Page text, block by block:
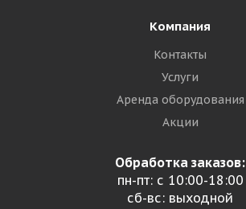
Компания
Контакты
Услуги
Аренда оборудования
Акции
Обработка заказов:
пн-пт: с 10:00-18:00
сб-вс: выходной